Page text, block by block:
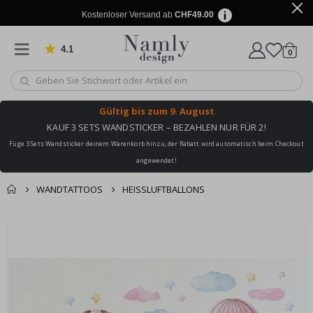
Kostenloser Versand ab CHF49.00
4.1 von 1029 Bewertungen
Wagen
0
Gültig bis zum 9. August
KAUF 3 SETS WANDSTICKER – BEZAHLEN NUR FÜR 2!
Füge 3 Sets Wandsticker deinem Warenkorb hinzu, der Rabatt wird automatisch beim Checkout
angewendet!
WANDTATTOOS HEISSLUFTBALLONS